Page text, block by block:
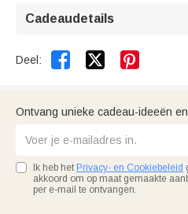
Cadeaudetails
Deel:  
Ontvang unieke cadeau-ideeën
Ik heb het Privacy- en Cookiebeleid
akkoord om op maat gemaakte
per e-mail te ontvangen.